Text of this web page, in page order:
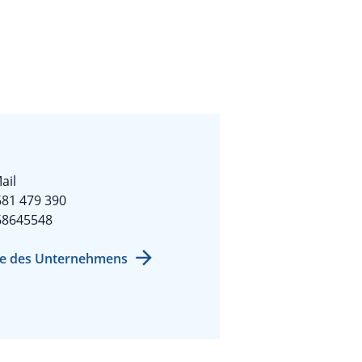
479 390
des Unternehmens